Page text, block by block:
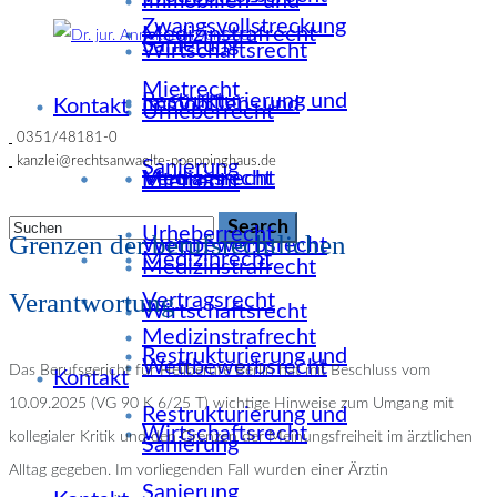
Mietrecht
Medizinrecht
Medizinstrafrecht
Restrukturierung und
Sanierung
Zwangsvollstreckung
Immobilien- und
Mietrecht
Medizinrecht
Medizinstrafrecht
Restrukturierung und
Sanierung
Sanierung
Urheberrecht
Vertragsrecht
Wettbewerbsrecht
Wirtschaftsrecht
Kontakt
Wirtschaftsrecht
Kontakt
Medizinstrafrecht
Restrukturierung und
Sanierung
Urheberrecht
Vertragsrecht
Wettbewerbsrecht
Wirtschaftsrecht
0351/48181-0
kanzlei@rechtsanwaelte-poeppinghaus.de
Grenzen der berufsrechtlichen
Verantwortung
Das Berufsgericht für Heilberufe Berlin hat mit Beschluss vom
10.09.2025 (VG 90 K 6/25 T) wichtige Hinweise zum Umgang mit
kollegialer Kritik und den Grenzen der Meinungsfreiheit im ärztlichen
Alltag gegeben. Im vorliegenden Fall wurden einer Ärztin